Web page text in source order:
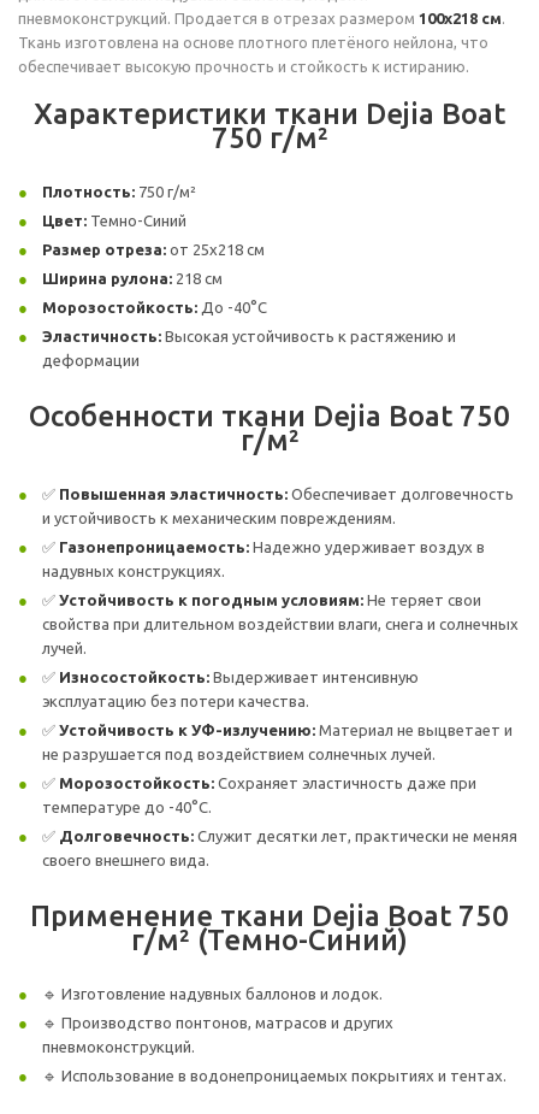
пневмоконструкций. Продается в отрезах размером 100х218 см.
Ткань изготовлена на основе плотного плетёного нейлона, что
обеспечивает высокую прочность и стойкость к истиранию.
Характеристики ткани Dejia Boat
750 г/м²
Плотность: 750 г/м²
Цвет: Темно-Синий
Размер отреза: от 25х218 см
Ширина рулона: 218 см
Морозостойкость: До -40°C
Эластичность: Высокая устойчивость к растяжению и
деформации
Особенности ткани Dejia Boat 750
г/м²
✅ Повышенная эластичность: Обеспечивает долговечность
и устойчивость к механическим повреждениям.
✅ Газонепроницаемость: Надежно удерживает воздух в
надувных конструкциях.
✅ Устойчивость к погодным условиям: Не теряет свои
свойства при длительном воздействии влаги, снега и солнечных
лучей.
✅ Износостойкость: Выдерживает интенсивную
эксплуатацию без потери качества.
✅ Устойчивость к УФ-излучению: Материал не выцветает и
не разрушается под воздействием солнечных лучей.
✅ Морозостойкость: Сохраняет эластичность даже при
температуре до -40°C.
✅ Долговечность: Служит десятки лет, практически не меняя
своего внешнего вида.
Применение ткани Dejia Boat 750
г/м² (Темно-Синий)
🔹 Изготовление надувных баллонов и лодок.
🔹 Производство понтонов, матрасов и других
пневмоконструкций.
🔹 Использование в водонепроницаемых покрытиях и тентах.